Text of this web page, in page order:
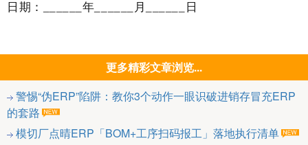
日期： ______年______月______日
更多精彩文章浏览...
警惕“伪ERP”陷阱：教你3个动作一眼识破进销存冒充ERP
的套路
模切厂点晴ERP「BOM+工序扫码报工」落地执行清单